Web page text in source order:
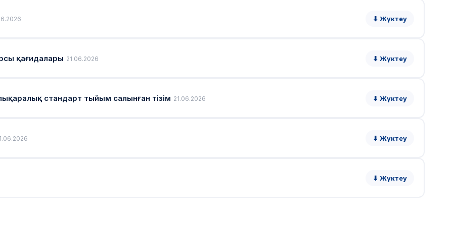
⬇ Жүктеу
қағидалары 21.06.2026 ⬇ Жүктеу
стандарт тыйым салынған тізім 21.06.2026 ⬇ Жүктеу
⬇ Жүктеу
⬇ Жүктеу